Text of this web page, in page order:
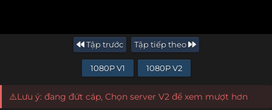
Tập trước Tập tiếp theo
1080P V1 1080P V2
⚠️Lưu ý: đang đứt cáp, Chọn server V2 để xem mượt hơn